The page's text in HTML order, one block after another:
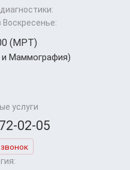
(МРТ)
Маммография)
услуги
02-05